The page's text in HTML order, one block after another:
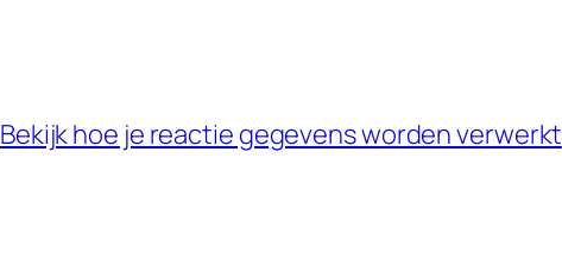
Bekijk hoe je reactie gegevens worden verwerkt